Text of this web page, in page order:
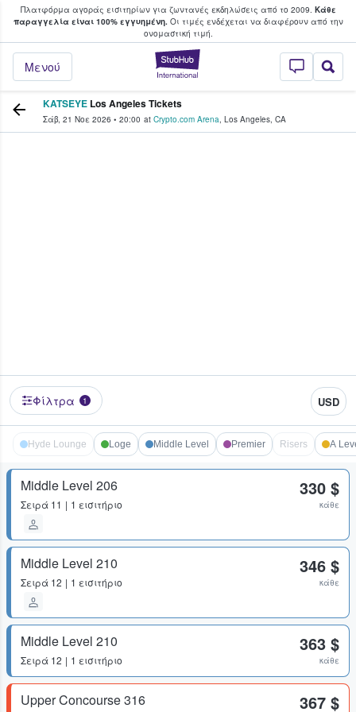
Πλατφόρμα αγοράς εισιτηρίων για ζωντανές εκδηλώσεις από το 2009. Κάθε
παραγγελία είναι 100% εγγυημένη.Οι τιμές ενδέχεται να διαφέρουν από την
oνομαστική τιμή.
StubHub - Όπου
Μενού
φαν αγοράζουν και πουλούν
KATSEYE Los Angeles Tickets
Σάβ, 21 Νοε 2026 • 20:00 at Crypto.com Arena, Los Angeles, CA
Φίλτρα 1 USD
Hyde Lounge Loge Middle Level Premier Risers A
Middle Level 206
Σειρά 11 1 εισιτήριο
330 $
κάθε
Middle Level 210
Σειρά 12 1 εισιτήριο
346 $
κάθε
Middle Level 210
Σειρά 12 1 εισιτήριο
363 $
κάθε
Upper Concourse 316 367 $